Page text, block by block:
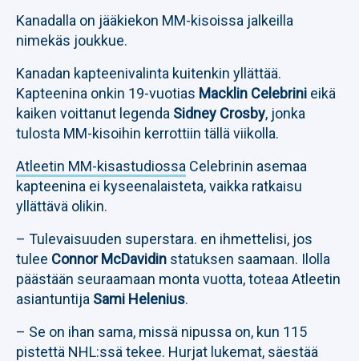
Kanadalla on jääkiekon MM-kisoissa jalkeilla
nimekäs joukkue.
Kanadan kapteenivalinta kuitenkin yllättää.
Kapteenina onkin 19-vuotias Macklin Celebrini eikä
kaiken voittanut legenda Sidney Crosby, jonka
tulosta MM-kisoihin kerrottiin tällä viikolla.
Atleetin MM-kisastudiossa Celebrinin asemaa
kapteenina ei kyseenalaisteta, vaikka ratkaisu
yllättävä olikin.
– Tulevaisuuden superstara. en ihmettelisi, jos
tulee Connor McDavidin statuksen saamaan. Ilolla
päästään seuraamaan monta vuotta, toteaa Atleetin
asiantuntija Sami Helenius.
– Se on ihan sama, missä nipussa on, kun 115
pistettä NHL:ssä tekee. Hurjat lukemat, säestää